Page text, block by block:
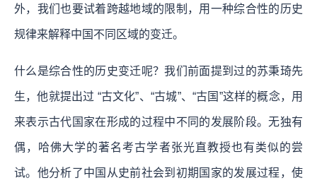
外，我们也要试着跨越地域的限制，用一种综合性的历史
规律来解释中国不同区域的变迁。
什么是综合性的历史变迁呢？我们前面提到过的苏秉琦先
生，他就提出过 “古文化”、“古城”、“古国”这样的概念，用
来表示古代国家在形成的过程中不同的发展阶段。无独有
偶，哈佛大学的著名考古学者张光直教授也有类似的尝
试。他分析了中国从史前社会到初期国家的发展过程，使